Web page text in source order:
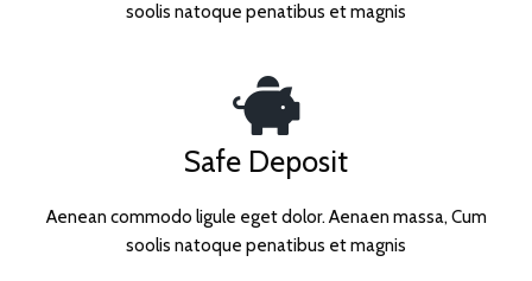
soolis natoque penatibus et magnis
Safe Deposit
Aenean commodo ligule eget dolor. Aenaen massa, Cum
soolis natoque penatibus et magnis